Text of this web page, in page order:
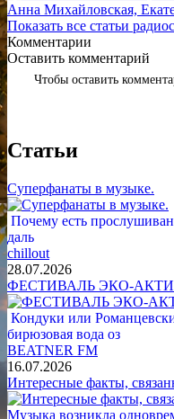
Анна Михайловская,
Показать все статьи
Комментарии
Оставить комментарий
Чтобы оставить
Статьи
Суперфанаты в музыке.
Почему есть
даль
chillout
28.07.2026
ФЕСТИВАЛЬ ЭКО-
Кондуки или
бирюзовая вода оз
BEATNER FM
16.07.2026
Интересные факты,
Музыка возникла